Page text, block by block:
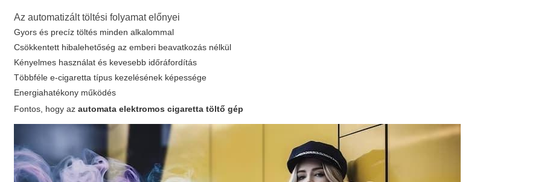
Az automatizált töltési folyamat előnyei
Gyors és precíz töltés minden alkalommal
Csökkentett hibalehetőség az emberi beavatkozás nélkül
Kényelmes használat és kevesebb időráfordítás
Többféle e-cigaretta típus kezelésének képessége
Energiahatékony működés
Fontos, hogy azautomata elektromos cigaretta töltő gép